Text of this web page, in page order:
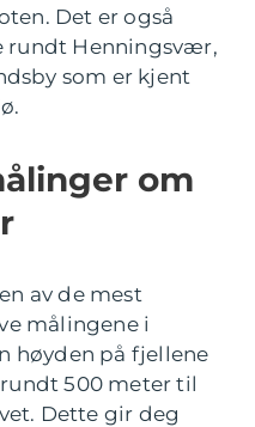
Det er også
rundt Henningsvær,
som er kjent
om
av de mest
målingene i
høyden på fjellene
500 meter til
Dette gir deg